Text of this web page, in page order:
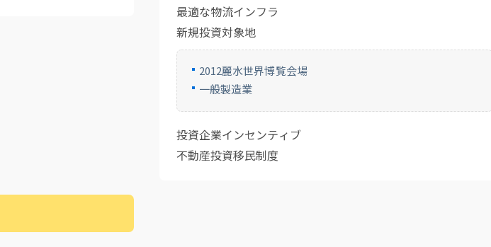
最適な物流インフラ
新規投資対象地
2012麗水世界博覧会場
一般製造業
投資企業インセンティブ
不動産投資移民制度